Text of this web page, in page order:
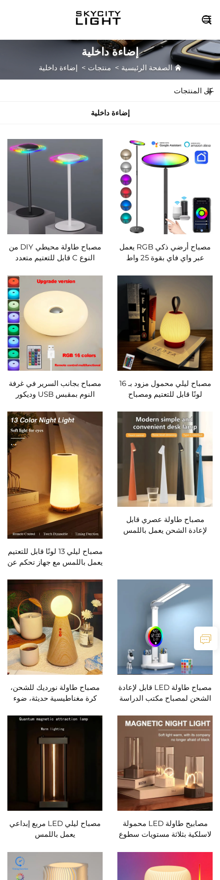

إضاءة داخلية
الصفحة الرئيسية > منتجات > إضاءة داخلية
كل المنتجات
إضاءة داخلية
مصباح أرضي ذكي RGB يعمل
عبر واي فاي بقوة 25 واط
الموسيقى، مصابيح LED
زخرفية
مصباح طاولة محيطي DIY من
النوع C قابل للتعتيم متعدد
مصباح ليلي محمول مزود بـ 16
لونًا قابل للتعتيم ومصباح
غرفة النوم وغرفة المعيشة
وديكور سطح الطاولة وإضاءة
العناية بالعين
مصباح بجانب السرير في غرفة
النوم بمقبس USB وديكور
على طراز Bauhaus مع إضاءة
محيطة على شكل دونات
مصباح طاولة عصري قابل
لإعادة الشحن يعمل باللمس
مصباح ليلي 13 لونًا قابل للتعتيم
يعمل باللمس مع جهاز تحكم عن
طوارئ ومصباح سرير محمول
RGB
مصباح طاولة LED قابل لإعادة
الشحن لمصباح مكتب الدراسة
ليلي مع مروحة وشاشة ساعة
LED ومصباح مكتب القراءة
مصباح طاولة نورديك للشحن،
كرة مغناطيسية حديثة، ضوء
مصابيح طاولة LED محمولة
لاسلكية بثلاثة مستويات سطوع
وديكور غرفة النوم بجانب
السرير
مصباح ليلي LED مربع إبداعي
يعمل باللمس